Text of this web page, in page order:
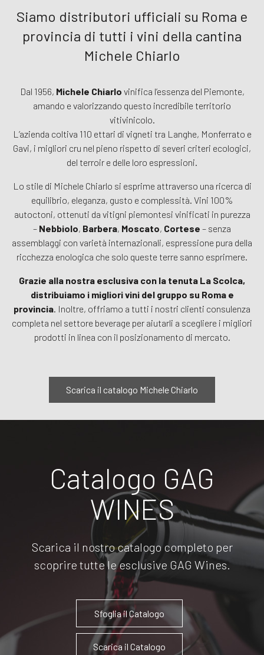
Siamo distributori ufficiali su Roma e
provincia di tutti i vini della cantina
Michele Chiarlo
Dal 1956, Michele Chiarlo vinifica l’essenza del Piemonte,
amando e valorizzando questo incredibile territorio
vitivinicolo.
L’azienda coltiva 110 ettari di vigneti tra Langhe, Monferrato e
Gavi, i migliori cru nel pieno rispetto di severi criteri ecologici,
del terroir e delle loro espressioni.
Lo stile di Michele Chiarlo si esprime attraverso una ricerca di
equilibrio, eleganza, gusto e complessità. Vini 100%
autoctoni, ottenuti da vitigni piemontesi vinificati in purezza
– Nebbiolo, Barbera, Moscato, Cortese – senza
assemblaggi con varietà internazionali, espressione pura della
ricchezza enologica che solo queste terre sanno esprimere.
Grazie alla nostra esclusiva con la tenuta La Scolca,
distribuiamo i migliori vini del gruppo su Roma e
provincia . Inoltre, offriamo a tutti i nostri clienti consulenza
completa nel settore beverage per aiutarli a scegliere i migliori
prodotti in linea con il posizionamento di mercato.
Scarica il catalogo Michele Chiarlo
Catalogo GAG
WINES
Scarica il nostro catalogo completo per
scoprire tutte le esclusive GAG Wines.
Sfoglia il Catalogo
Scarica il Catalogo